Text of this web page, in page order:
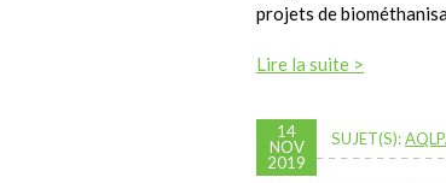
projets de
Lire la suite >
14
NOV
2019
SUJET(S):